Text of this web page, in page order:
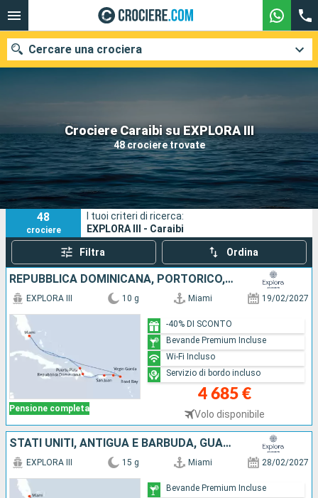
Crociere Caraibi su EXPLORA III
48 crociere trovate
Cercare una crociera
Le nostre destinazioni
Mesi di partenza
Porti Compagnie
Ricerca
48
crociere
I tuoi criteri di ricerca:
EXPLORA III - Caraibi
Filtra Ordina
REPUBBLICA DOMINICANA, PORTORICO, VIRGIN GORDA, ANGUILLA, STATI UNITI
Pensione completa
EXPLORA III 10 g Miami 19/02/2027
4 685 €
Volo disponibile
-40% DI SCONTO
Bevande Premium Incluse
Wi-Fi Incluso
Servizio di bordo incluso
STATI UNITI, ANTIGUA E BARBUDA, GUADALUPA, PORTORICO, SAINT MARTIN, FRANCIA, ISOLE TURKS E CAICOS
EXPLORA III 15 g Miami 28/02/2027
Bevande Premium Incluse